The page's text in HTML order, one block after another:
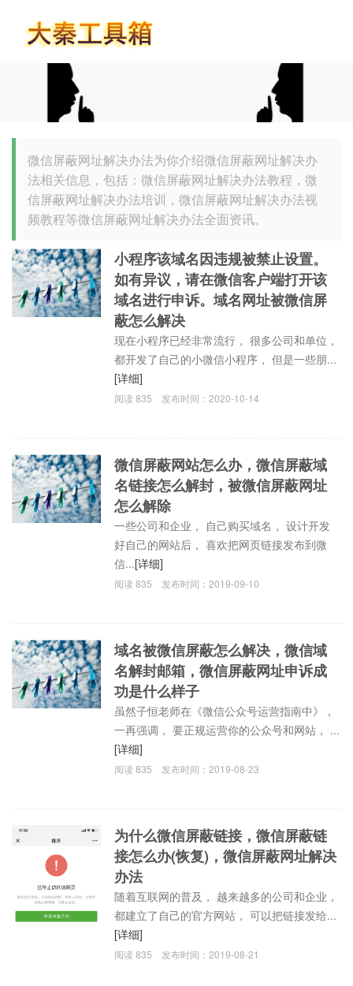
微信屏蔽网址解决办法为你介绍微信屏蔽网址解决办
法相关信息，包括：微信屏蔽网址解决办法教程，微
信屏蔽网址解决办法培训，微信屏蔽网址解决办法视
频教程等微信屏蔽网址解决办法全面资讯。
小程序该域名因违规被禁止设置。
如有异议，请在微信客户端打开该
域名进行申诉。域名网址被微信屏
蔽怎么解决
现在小程序已经非常流行， 很多公司和单位，
都开发了自己的小微信小程序， 但是一些朋...
[详细]
阅读835 发布时间：2020-10-14
微信屏蔽网站怎么办，微信屏蔽域
名链接怎么解封，被微信屏蔽网址
怎么解除
一些公司和企业， 自己购买域名， 设计开发
好自己的网站后， 喜欢把网页链接发布到微
信...[详细]
阅读835 发布时间：2019-09-10
域名被微信屏蔽怎么解决，微信域
名解封邮箱，微信屏蔽网址申诉成
功是什么样子
虽然子恒老师在《微信公众号运营指南中》，
一再强调， 要正规运营你的公众号和网站， ...
[详细]
阅读835 发布时间：2019-08-23
为什么微信屏蔽链接，微信屏蔽链
接怎么办(恢复)，微信屏蔽网址解决
办法
随着互联网的普及， 越来越多的公司和企业，
都建立了自己的官方网站， 可以把链接发给...
[详细]
阅读835 发布时间：2019-08-21